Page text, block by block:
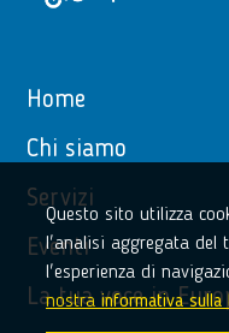
Home
Chi siamo
Servizi
Eventi
La tua voce in
Questo sito utilizza
l'analisi aggregata del
l'esperienza di
nostra informativa sulla